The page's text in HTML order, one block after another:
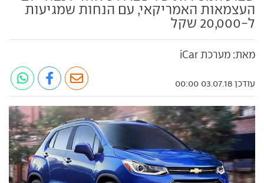
העצמאות האמריקאי, עם הנחות שמגיעות
ל-20,000 שקל
מאת: מערכת iCar
עודכן 03.07.18 00:00